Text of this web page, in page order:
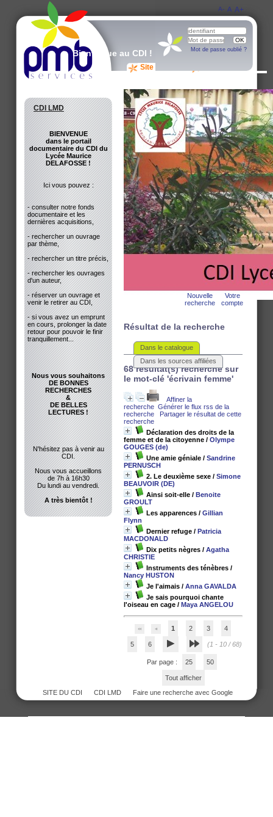
Site du CDI Avis des lecteurs
Bienvenue au CDI !
Nouvelle
recherche
Votre
compte
Résultat de la recherche
Dans le catalogue
Dans les sources affiliées
68 résultat(s) recherche sur
le mot-clé 'écrivain femme'
Affiner la
recherche Générer le flux rss de la
recherche
Partager le résultat de cette
recherche
Déclaration des droits de la
femme et de la citoyenne / Olympe
GOUGES (de)
Une amie géniale / Sandrine
PERNUSCH
2. Le deuxième sexe / Simone
BEAUVOIR (DE)
Ainsi soit-elle / Benoite
GROULT
Les apparences / Gillian
Flynn
Dernier refuge / Patricia
MACDONALD
Dix petits nègres / Agatha
CHRISTIE
Instruments des ténèbres /
Nancy HUSTON
Je l'aimais / Anna GAVALDA
Je sais pourquoi chante
l'oiseau en cage / Maya ANGELOU
1 2 3 4
5 6 (1 - 10 / 68)
Par page : 25 50
Tout afficher
SITE DU CDI
CDI LMD Faire une recherche avec Google
CDI LMD
BIENVENUE
dans le portail
documentaire du CDI du
Lycée Maurice
DELAFOSSE !
Ici vous pouvez :
- consulter notre fonds
documentaire et les
dernières acquisitions,
- rechercher un ouvrage
par thème,
- rechercher un titre précis,
- rechercher les ouvrages
d'un auteur,
- réserver un ouvrage et
venir le retirer au CDI,
- si vous avez un emprunt
en cours, prolonger la date
retour pour pouvoir le finir
tranquillement...
Nous vous souhaitons
DE BONNES
RECHERCHES
&
DE BELLES
LECTURES !
N'hésitez pas à venir au
CDI.
Nous vous accueillons
de 7h à 16h30
Du lundi au vendredi.
A très bientôt !
A- A A+
Mot de passe oublié ?